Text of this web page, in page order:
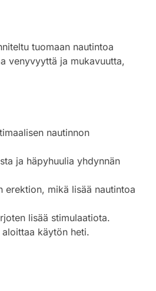
tuomaan nautintoa
venyvyyttä ja mukavuutta,
nautinnon
ja häpyhuulia yhdynnän
erektion, mikä lisää nautintoa
lisää stimulaatiota.
käytön heti.